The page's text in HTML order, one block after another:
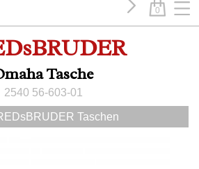
0
Tasche
2540 56-603-01
Taschen